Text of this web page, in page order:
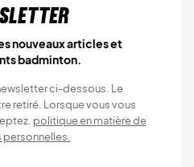
nouveaux articles et
badminton.
ci-dessous. Le
retiré. Lorsque vous vous
politique en matière de